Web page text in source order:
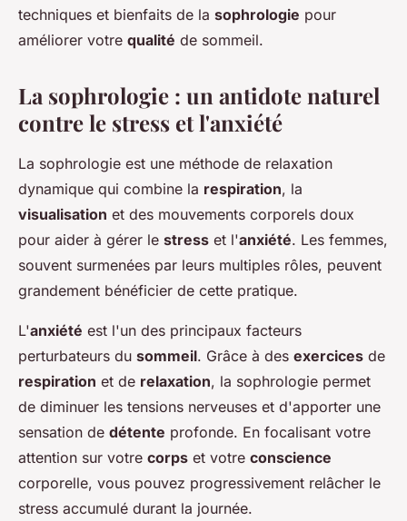
techniques et bienfaits de la sophrologie pour
améliorer votre qualité de sommeil.
La sophrologie : un antidote naturel
contre le stress et l'anxiété
La sophrologie est une méthode de relaxation
dynamique qui combine la respiration, la
visualisation et des mouvements corporels doux
pour aider à gérer le stress et l'anxiété. Les femmes,
souvent surmenées par leurs multiples rôles, peuvent
grandement bénéficier de cette pratique.
L'anxiété est l'un des principaux facteurs
perturbateurs du sommeil. Grâce à des exercices de
respiration et de relaxation, la sophrologie permet
de diminuer les tensions nerveuses et d'apporter une
sensation de détente profonde. En focalisant votre
attention sur votre corps et votre conscience
corporelle, vous pouvez progressivement relâcher le
stress accumulé durant la journée.